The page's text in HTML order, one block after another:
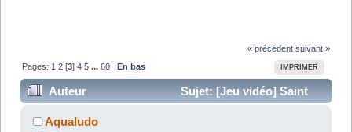
« précédent suivant »
IMPRIMER
Pages: 1 2 [3]4 5 ...60 En bas
Auteur
Sujet: [Jeu vidéo] Saint
Seiya Online. Quand un jeu PC devient réalité ! (Lu
Aqualudo